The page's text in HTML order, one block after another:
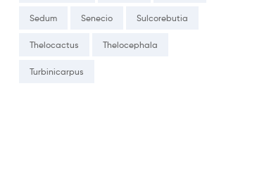
Sedum Senecio Sulcorebutia
Thelocactus Thelocephala
Turbinicarpus